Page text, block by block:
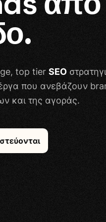
& SEO
βασικές λειτουργίες
top tier SEO
που ανεβάζουν
και της αγοράς.